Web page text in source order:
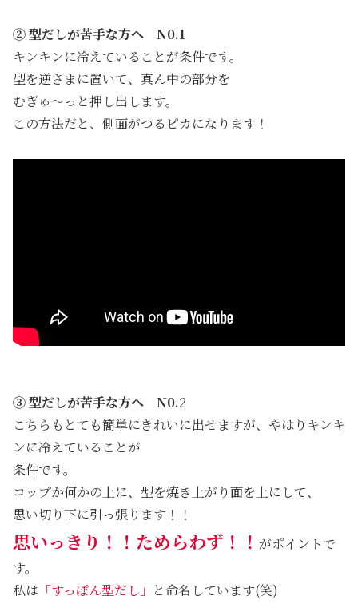
② 型だしが苦手な方へ N0.1
キンキンに冷えていることが条件です。
型を逆さまに置いて、真ん中の部分を
むぎゅ～っと押し出します。
この方法だと、側面がつるピカになります！
③ 型だしが苦手な方へ N0.2
こちらもとても簡単にきれいに出せますが、やはりキンキ
ンに冷えていることが
条件です。
コップか何かの上に、型を焼き上がり面を上にして、
思い切り下に引っ張ります！！
思いっきり！！ためらわず！！ がポイントで
す。
私は 「すっぽん型だし」 と命名しています(笑)